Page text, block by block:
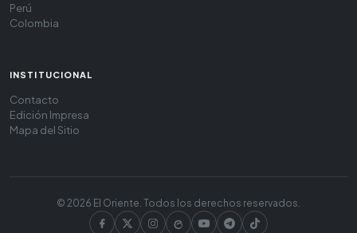
Perú
Colombia
INSTITUCIONAL
Contacto
Edición Impresa
Mapa del Sitio
© 2026 El Oriente. Todos los derechos reservados.